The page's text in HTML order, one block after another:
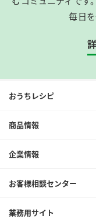
毎日
おうちレシピ
商品情報
企業情報
お客様相談センター
業務用サイト